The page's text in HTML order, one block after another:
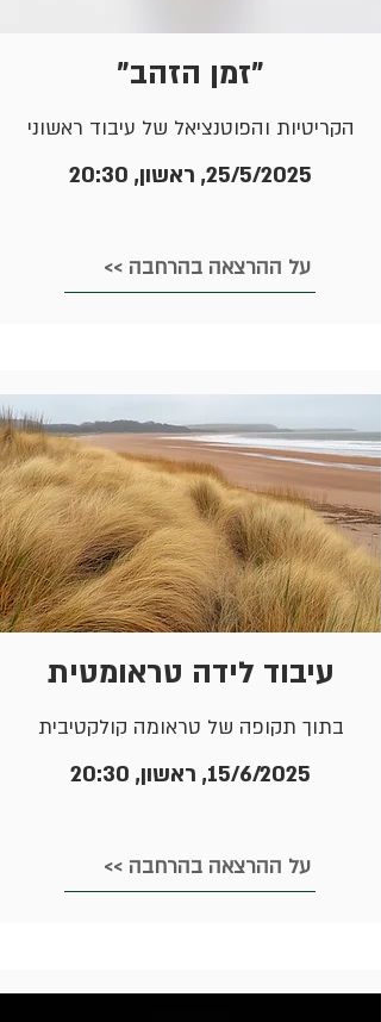
"זמן הזהב"
הקריטיות והפוטנציאל של עיבוד ראשוני
25/5/2025, ראשון, 20:30
<< על ההרצאה בהרחבה
עיבוד לידה טראומטית
בתוך תקופה של טראומה קולקטיבית
15/6/2025, ראשון, 20:30
<< על ההרצאה בהרחבה